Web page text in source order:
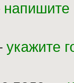
напишите
укажите